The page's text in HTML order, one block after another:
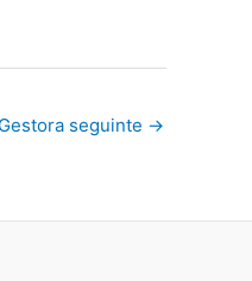
Gestora seguinte →